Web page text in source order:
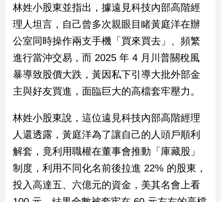
築/
室
內
設
計
旅
遊/
美
食
座/
命
理
消
費
健
康/
親
林姓小股東並指出，據遠見科技內部高階經
理人坦言，自己曾多次親眼目睹黃庭洋在辦
公室同時操作兩支手機「買來買去」、頻繁
進行當沖交易，而 2025 年 4 月川普關稅風
暴導致股價大跌，黃因私下引導大批外部金
主與好友買進，面臨巨大的高檔套牢壓力。
林姓小股東說，這位遠見科技內部高階經理
人還透露，黃庭洋為了讓自己的人頭戶順利
解套，竟利用職權在董事會推動「庫藏股」
制度，利用不同化名前後拉進 22% 的股東，
投入高達五、六億元的資金，美其名會上看